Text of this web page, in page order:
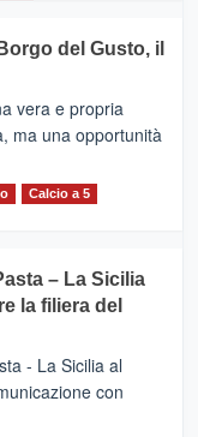
del Gusto, il
vera e propria
ma una opportunità
Calcio a 5
– La Sicilia
la filiera del
- La Sicilia al
con